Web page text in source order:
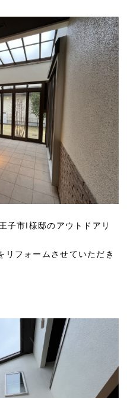
子市I様邸のアウトドアリ
リフォームさせていただき